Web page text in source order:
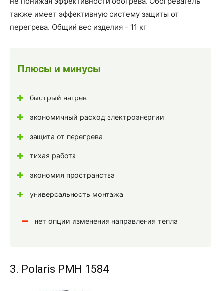
также имеет эффективную систему защиты от
перегрева. Общий вес изделия - 11 кг.
Плюсы и минусы
быстрый нагрев
экономичный расход электроэнергии
защита от перегрева
тихая работа
экономия пространства
универсальность монтажа
нет опции изменения направления тепла
3. Polaris PMH 1584